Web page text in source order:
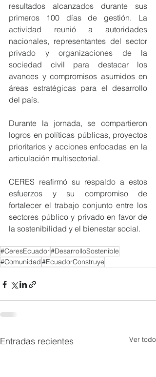
resultados alcanzados durante sus
primeros 100 días de gestión. La
actividad reunió a autoridades
nacionales, representantes del sector
privado y organizaciones de la
sociedad civil para destacar los
avances y compromisos asumidos en
áreas estratégicas para el desarrollo
del país.
Durante la jornada, se compartieron
logros en políticas públicas, proyectos
prioritarios y acciones enfocadas en la
articulación multisectorial.
CERES reafirmó su respaldo a estos
esfuerzos y su compromiso de
fortalecer el trabajo conjunto entre los
sectores público y privado en favor de
la sostenibilidad y el bienestar social.
#CeresEcuador#DesarrolloSostenible
#Comunidad#EcuadorConstruye
Entradas recientes Ver todo